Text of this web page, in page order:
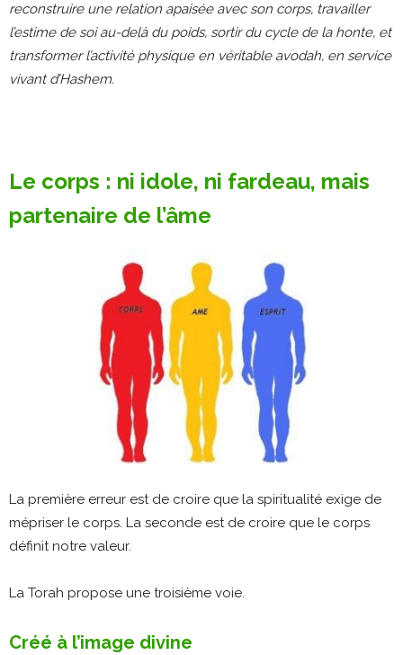
reconstruire une relation apaisée avec son corps, travailler
l’estime de soi au-delà du poids, sortir du cycle de la honte, et
transformer l’activité physique en véritable avodah, en service
vivant d’Hashem.
Le corps : ni idole, ni fardeau, mais
partenaire de l’âme
La première erreur est de croire que la spiritualité exige de
mépriser le corps. La seconde est de croire que le corps
définit notre valeur.
La Torah propose une troisième voie.
Créé à l’image divine